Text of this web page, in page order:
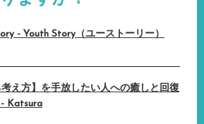
- Youth Story（ユーストーリー）
考え方】を手放したい人への癒しと回復
Katsura